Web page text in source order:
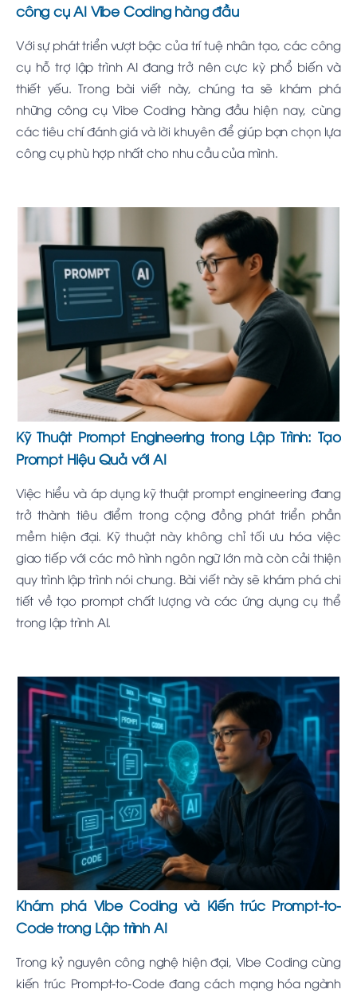
công cụ AI Vibe Coding hàng đầu
Với sự phát triển vượt bậc của trí tuệ nhân tạo, các công
cụ hỗ trợ lập trình AI đang trở nên cực kỳ phổ biến và
thiết yếu. Trong bài viết này, chúng ta sẽ khám phá
những công cụ Vibe Coding hàng đầu hiện nay, cùng
các tiêu chí đánh giá và lời khuyên để giúp bạn chọn lựa
công cụ phù hợp nhất cho nhu cầu của mình.
Kỹ Thuật Prompt Engineering trong Lập Trình: Tạo
Prompt Hiệu Quả với AI
Việc hiểu và áp dụng kỹ thuật prompt engineering đang
trở thành tiêu điểm trong cộng đồng phát triển phần
mềm hiện đại. Kỹ thuật này không chỉ tối ưu hóa việc
giao tiếp với các mô hình ngôn ngữ lớn mà còn cải thiện
quy trình lập trình nói chung. Bài viết này sẽ khám phá chi
tiết về tạo prompt chất lượng và các ứng dụng cụ thể
trong lập trình AI.
Khám phá Vibe Coding và Kiến trúc Prompt-to-
Code trong Lập trình AI
Trong kỷ nguyên công nghệ hiện đại, Vibe Coding cùng
kiến trúc Prompt-to-Code đang cách mạng hóa ngành